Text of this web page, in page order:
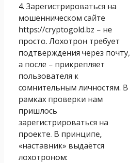
4. Зарегистрироваться на
мошенническом сайте
https://cryptogold.bz – не
просто. Лохотрон требует
подтверждения через почту,
а после – прикрепляет
пользователя к
сомнительным личностям. В
рамках проверки нам
пришлось
зарегистрироваться на
проекте. В принципе,
«наставник» выдаётся
лохотроном: